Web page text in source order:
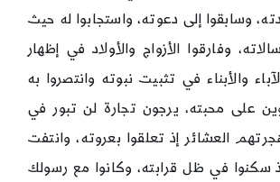
وسابقوا إلى دعوته، واستجابوا له حيث
وفارقوا الأزواج والأولاد في إظهار
والأبناء في تثبيت نبوته وانتصروا به
على محبته، يرجون تجارة لن تبور في
العشائر إذ تعلقوا بعروته، وانتفت
سكنوا في ظل قرابته، وكانوا مع رسولك